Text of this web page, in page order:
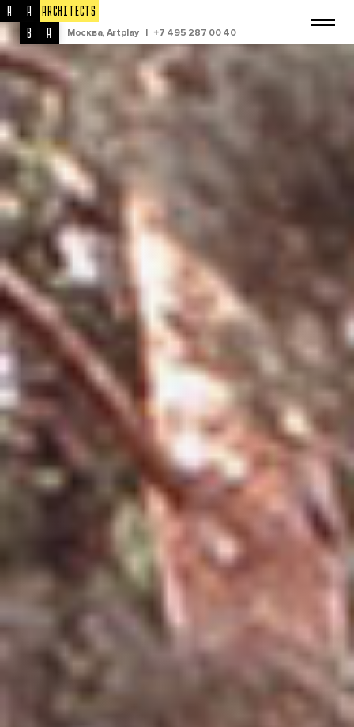
A
A
B
A
ARCHITECTS
Москва, Artplay | +7 495 287 00 40
ОСТАВИТЬ
ЗАЯВКУ